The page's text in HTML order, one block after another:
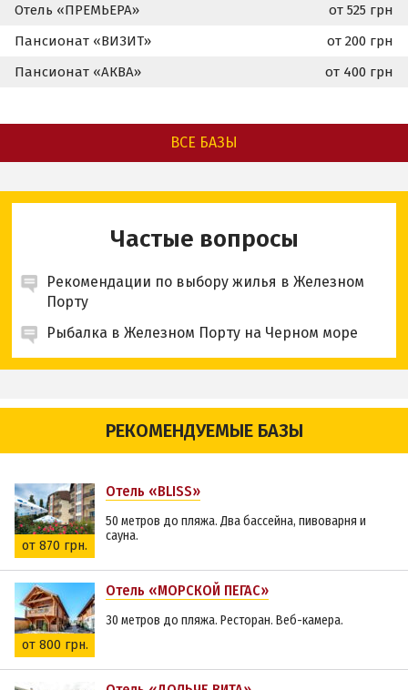
Отель «ПРЕМЬЕРА»
от 525 грн
Пансионат «ВИЗИТ»
от 200 грн
Пансионат «АКВА»
от 400 грн
ВСЕ БАЗЫ
Частые вопросы
Рекомендации по выбору жилья в Железном
Порту
Рыбалка в Железном Порту на Черном море
РЕКОМЕНДУЕМЫЕ БАЗЫ
от 870 грн.
Отель «BLISS»
50 метров до пляжа. Два бассейна, пивоварня и
сауна.
от 800 грн.
Отель «МОРСКОЙ ПЕГАС»
30 метров до пляжа. Ресторан. Веб-камера.